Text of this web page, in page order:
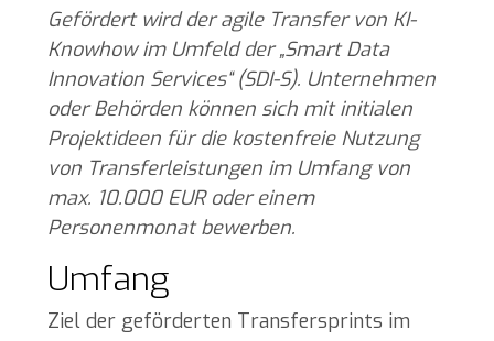
Gefördert wird der agile Transfer von KI-
Knowhow im Umfeld der „Smart Data
Innovation Services“ (SDI-S). Unternehmen
oder Behörden können sich mit initialen
Projektideen für die kostenfreie Nutzung
von Transferleistungen im Umfang von
max. 10.000 EUR oder einem
Personenmonat bewerben.
Umfang
Ziel der geförderten Transfersprints im